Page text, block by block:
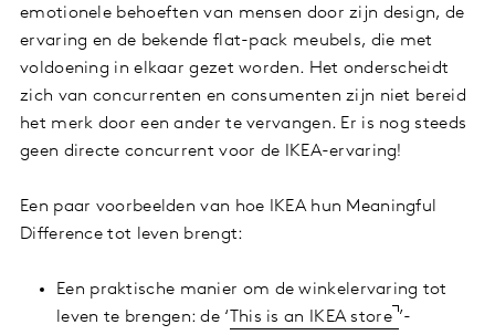
emotionele behoeften van mensen door zijn design, de
ervaring en de bekende flat-pack meubels, die met
voldoening in elkaar gezet worden. Het onderscheidt
zich van concurrenten en consumenten zijn niet bereid
het merk door een ander te vervangen. Er is nog steeds
geen directe concurrent voor de IKEA-ervaring!
Een paar voorbeelden van hoe IKEA hun Meaningful
Difference tot leven brengt:
Een praktische manier om de winkelervaring tot
leven te brengen: de ‘
This is an IKEA store ’-